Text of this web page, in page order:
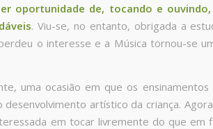
oportunidade de, tocando e
. Viu-se, no entanto, obrigada a
o interesse e a Música tornou-se
uma ocasião em que os
desenvolvimento artístico da criança.
em tocar livremente do que em